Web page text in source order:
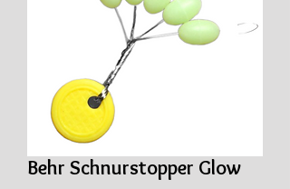
Behr Schnurstopper Glow